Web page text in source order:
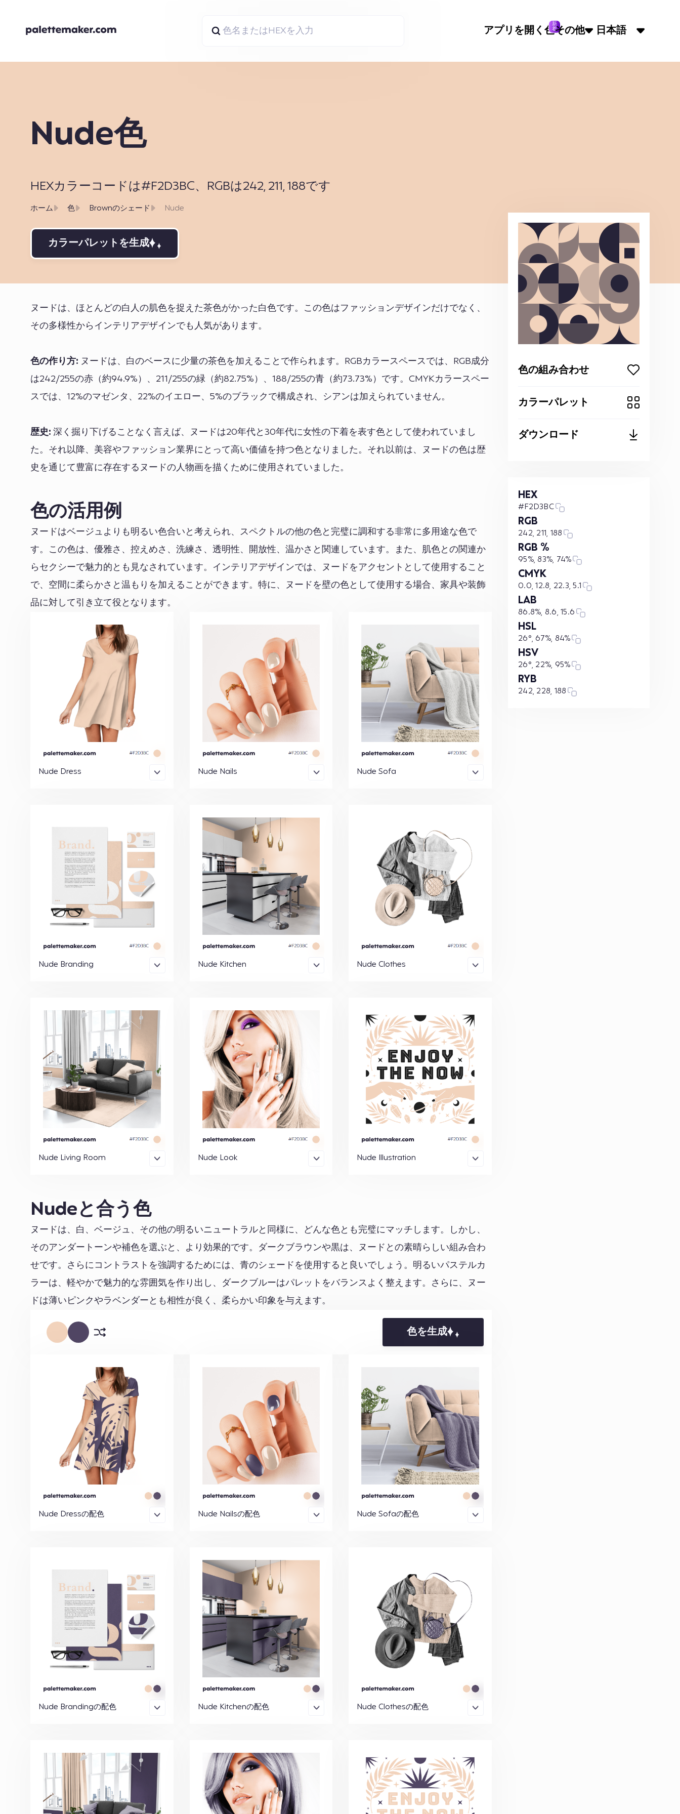
アプリを開く色新
着その他 日本語
Nude色
HEXカラーコードは#F2D3BC、RGBは242, 211, 188です
ホーム 色 Brownのシェード Nude
カラーパレットを生成
ヌードは、ほとんどの白人の肌色を捉えた茶色がかった白色です。この色はファッションデザインだけでなく、
その多様性からインテリアデザインでも人気があります。
色の作り方: ヌードは、白のベースに少量の茶色を加えることで作られます。RGBカラースペースでは、RGB成分
は242/255の赤（約94.9%）、211/255の緑（約82.75%）、188/255の青（約73.73%）です。CMYKカラースペー
スでは、12%のマゼンタ、22%のイエロー、5%のブラックで構成され、シアンは加えられていません。
歴史:深く掘り下げることなく言えば、ヌードは20年代と30年代に女性の下着を表す色として使われていまし
た。それ以降、美容やファッション業界にとって高い価値を持つ色となりました。それ以前は、ヌードの色は歴
史を通じて豊富に存在するヌードの人物画を描くために使用されていました。
色の活用例
ヌードはベージュよりも明るい色合いと考えられ、スペクトルの他の色と完璧に調和する非常に多用途な色で
す。この色は、優雅さ、控えめさ、洗練さ、透明性、開放性、温かさと関連しています。また、肌色との関連か
らセクシーで魅力的とも見なされています。インテリアデザインでは、ヌードをアクセントとして使用すること
で、空間に柔らかさと温もりを加えることができます。特に、ヌードを壁の色として使用する場合、家具や装飾
品に対して引き立て役となります。
Nude Dress Nude Nails Nude Sofa
Nude Branding Nude Kitchen Nude Clothes
Nude Living Room Nude Look Nude Illustration
Nudeと合う色
ヌードは、白、ベージュ、その他の明るいニュートラルと同様に、どんな色とも完璧にマッチします。しかし、
そのアンダートーンや補色を選ぶと、より効果的です。ダークブラウンや黒は、ヌードとの素晴らしい組み合わ
せです。さらにコントラストを強調するためには、青のシェードを使用すると良いでしょう。明るいパステルカ
ラーは、軽やかで魅力的な雰囲気を作り出し、ダークブルーはパレットをバランスよく整えます。さらに、ヌー
ドは薄いピンクやラベンダーとも相性が良く、柔らかい印象を与えます。
色を生成
Nude Dressの配色 Nude Nailsの配色 Nude Sofaの配色
Nude Brandingの配色 Nude Kitchenの配色 Nude Clothesの配色
色の組み合わせ
カラーパレット
ダウンロード
HEX
#F2D3BC
RGB
242, 211, 188
RGB %
95%, 83%, 74%
CMYK
0.0, 12.8, 22.3, 5.1
LAB
86.8%, 8.6, 15.6
HSL
26°, 67%, 84%
HSV
26°, 22%, 95%
RYB
242, 228, 188